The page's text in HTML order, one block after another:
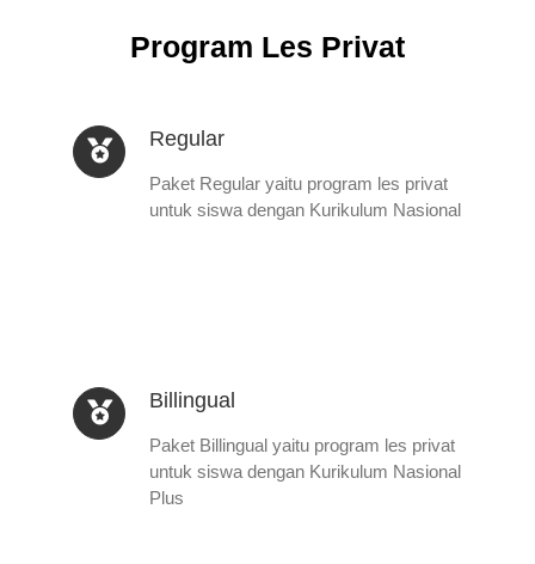
Program Les Privat
Regular
Paket Regular yaitu program les privat
untuk siswa dengan Kurikulum Nasional
Billingual
Paket Billingual yaitu program les privat
untuk siswa dengan Kurikulum Nasional
Plus